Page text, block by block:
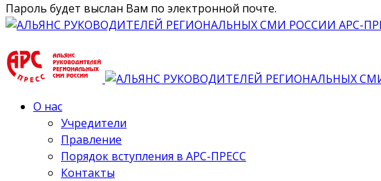
Пароль будет выслан Вам по электронной почте.
АРС-
О нас
Учредители
Правление
Порядок вступления в АРС-ПРЕСС
Контакты